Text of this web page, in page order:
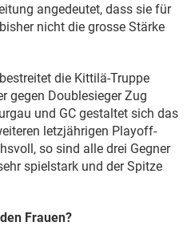
angedeutet, dass sie für
nicht die grosse Stärke
die Kittilä-Truppe
gegen Doublesieger Zug
und GC gestaltet sich das
letzjährigen Playoff-
so sind alle drei Gegner
spielstark und der Spitze
Frauen?